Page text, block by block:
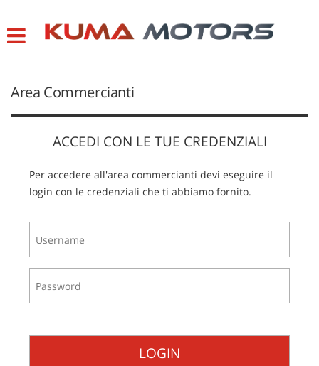
ASSISTENZA
Area Commercianti
ACCEDI CON LE TUE CREDENZIALI
Per accedere all'area commercianti devi eseguire il
login con le credenziali che ti abbiamo fornito.